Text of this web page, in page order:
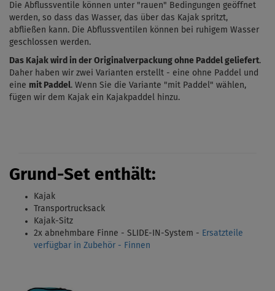
Die Abflussventile können unter "rauen" Bedingungen geöffnet
werden, so dass das Wasser, das über das Kajak spritzt,
abfließen kann. Die Abflussventilen können bei ruhigem Wasser
geschlossen werden.
Das Kajak wird in der Originalverpackung ohne Paddel geliefert.
Daher haben wir zwei Varianten erstellt - eine ohne Paddel und
eine mit Paddel. Wenn Sie die Variante "mit Paddel" wählen,
fügen wir dem Kajak ein Kajakpaddel hinzu.
Grund-Set enthält:
Kajak
Transportrucksack
Kajak-Sitz
2x abnehmbare Finne - SLIDE-IN-System - Ersatzteile
verfügbar in Zubehör - Finnen